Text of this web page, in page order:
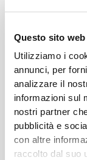
Questo sito
Utilizziamo i
annunci, per
analizzare il
informazioni sul
nostri partner
pubblicità e
con altre
raccolto dal suo
€16.99
Calzini GymPro
da 3